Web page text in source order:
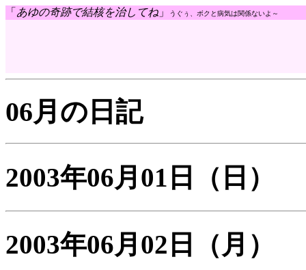
「 あゆの奇跡で結核を治してね 」 うぐぅ、ボクと病気は関係ないよ～
06月の日記
2003年06月01日 （日）
2003年06月02日
（月）